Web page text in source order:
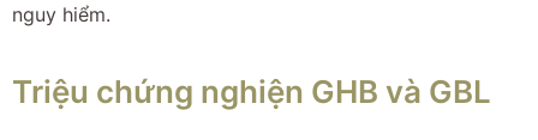
nguy hiểm.
Triệu chứng nghiện GHB và GBL